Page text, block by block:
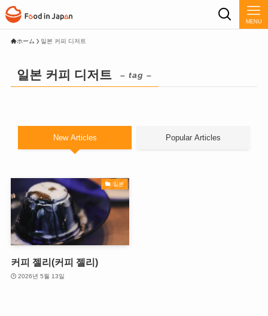
MENU
ホーム 일본 커피 디저트
일본 커피 디저트 – tag –
New Articles Popular Articles
일본
커피 젤리(커피 젤리)
2026년 5월 13일